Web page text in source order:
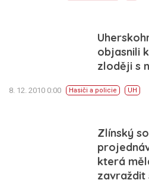
objasnili
zloději s
8. 12. 2010 0:00 Hasiči a policie UH
Zlínský
která
zavraždit